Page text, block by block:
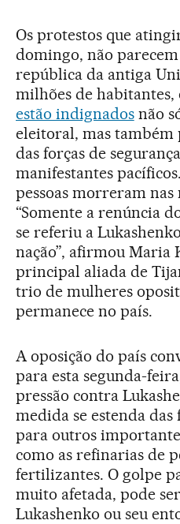
Os protestos que
domingo, não
república da antiga
milhões de habitantes,
estão indignadosnão
eleitoral, mas também
das forças de
manifestantes
pessoas morreram nas
“Somente a renúncia
se referiu a
nação”, afirmou Maria
principal aliada de
trio de mulheres
permanece no país.
A oposição do país
para esta segunda-
pressão contra
medida se estenda
para outros
como as refinarias de
fertilizantes. O golpe
muito afetada, pode
Lukashenko ou seu